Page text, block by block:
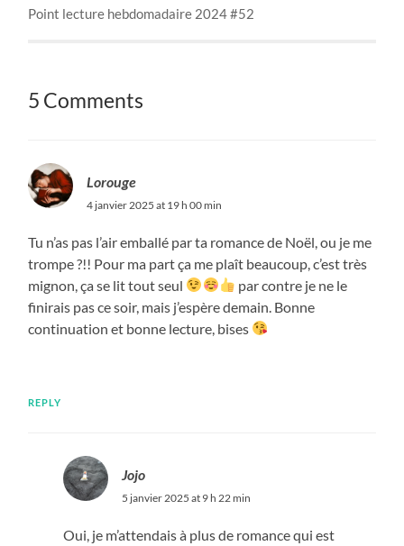
Point lecture hebdomadaire 2024 #52
5 Comments
Lorouge
4 janvier 2025 at 19 h 00 min
Tu n’as pas l’air emballé par ta romance de Noël, ou je me
trompe ?!! Pour ma part ça me plaît beaucoup, c’est très
mignon, ça se lit tout seul
par contre je ne le
finirais pas ce soir, mais j’espère demain. Bonne
continuation et bonne lecture, bises
REPLY
Jojo
5 janvier 2025 at 9 h 22 min
Oui, je m’attendais à plus de romance qui est